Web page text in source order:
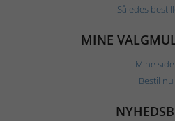
Således
MINE
Mine
Bestil nu